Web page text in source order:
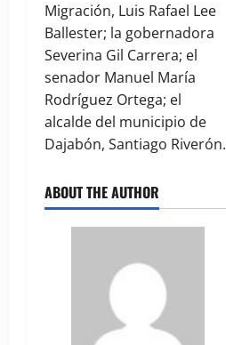
Migración, Luis Rafael Lee
Ballester; la gobernadora
Severina Gil Carrera; el
senador Manuel María
Rodríguez Ortega; el
alcalde del municipio de
Dajabón, Santiago Riverón.
ABOUT THE AUTHOR